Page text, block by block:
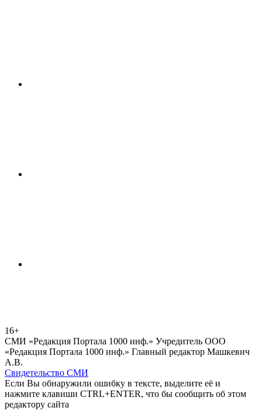
16+
СМИ «Редакция Портала 1000 инф.» Учредитель ООО
«Редакция Портала 1000 инф.» Главный редактор Машкевич
А.В.
Свидетельство СМИ
Если Вы обнаружили ошибку в тексте, выделите её и
нажмите клавиши CTRL+ENTER, что бы сообщить об этом
редактору сайта